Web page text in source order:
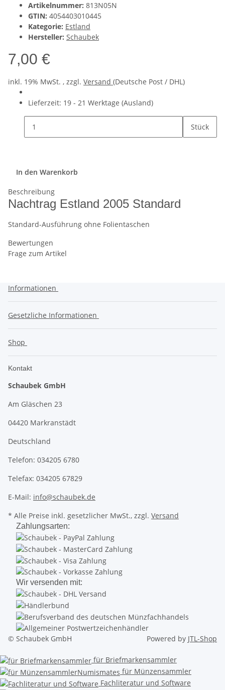
Artikelnummer: 813N05N
GTIN: 4054403010445
Kategorie: Estland
Hersteller: Schaubek
7,00 €
inkl. 19% MwSt. , zzgl. Versand (Deutsche Post / DHL)
Lieferzeit: 19 - 21 Werktage (Ausland)
Stück
In den Warenkorb
Beschreibung
Nachtrag Estland 2005 Standard
Standard-Ausführung ohne Folientaschen
Bewertungen
Frage zum Artikel
Informationen
Gesetzliche Informationen
Shop
Kontakt
Schaubek GmbH
Am Gläschen 23
04420 Markranstädt
Deutschland
Telefon: 034205 6780
Telefax: 034205 67829
E-Mail: info@schaubek.de
* Alle Preise inkl. gesetzlicher MwSt., zzgl. Versand
Zahlungsarten:
Wir versenden mit:
© Schaubek GmbH Powered by JTL-Shop
für Briefmarkensammler
für Münzensammler
Fachliteratur und Software